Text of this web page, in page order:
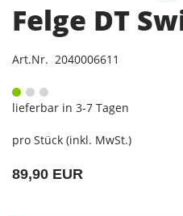
Felge DT
Art.Nr. 2040006611
lieferbar in 3-7 Tagen
pro Stück (inkl. MwSt.)
89,90 EUR